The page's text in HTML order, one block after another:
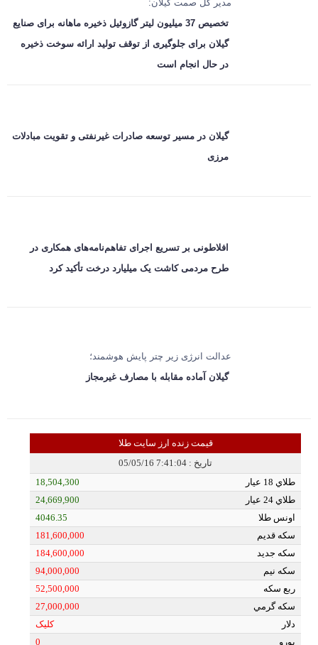
مدیر کل صمت گیلان:
تخصیص 37 میلیون لیتر گازوئیل ذخیره ماهانه برای صنایع
گیلان برای جلوگیری از توقف تولید ارائه سوخت ذخیره
در حال انجام است
گیلان در مسیر توسعه صادرات غیرنفتی و تقویت مبادلات
مرزی
افلاطونی بر تسریع اجرای تفاهم‌نامه‌های همکاری در
طرح مردمی کاشت یک میلیارد درخت تأکید کرد
عدالت انرژی زیر چتر پایش هوشمند؛
گیلان آماده مقابله با مصارف غیرمجاز